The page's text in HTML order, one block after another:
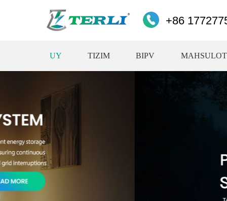
+86
UY TIZIM BIPV